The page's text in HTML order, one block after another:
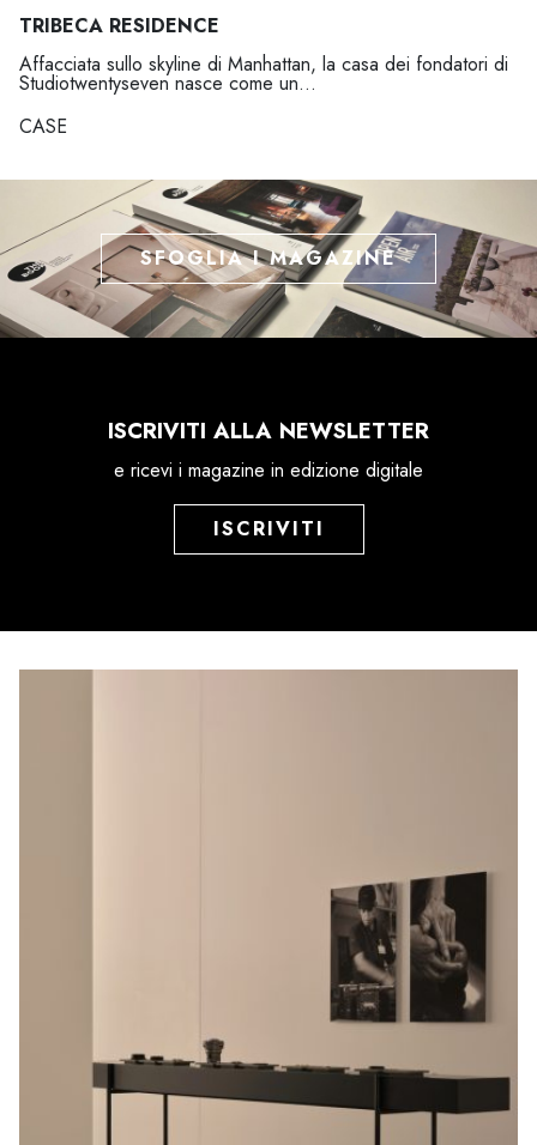
TRIBECA RESIDENCE
Affacciata sullo skyline di Manhattan, la casa dei fondatori di
Studiotwentyseven nasce come un...
CASE
SFOGLIA I MAGAZINE
ISCRIVITI ALLA NEWSLETTER
e ricevi i magazine in edizione digitale
ISCRIVITI